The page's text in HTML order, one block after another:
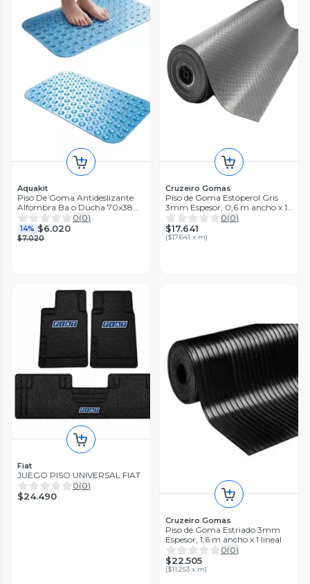
Aquakit
Piso De Goma Antideslizante
Alfombra Ba o Ducha 70x38
Cm Azul
0(0)
14% $6.020
$7.020
Cruzeiro Gomas
Piso de Goma Estoperol Gris
3mm Espesor, 0,6 m ancho x 1
m lineal
0(0)
$17.641
($17.641 x m)
Fiat
JUEGO PISO UNIVERSAL FIAT
0(0)
$24.490
Cruzeiro Gomas
Piso de Goma Estriado 3mm
Espesor, 1,6 m ancho x 1 lineal
0(0)
$22.505
($11.253 x m)